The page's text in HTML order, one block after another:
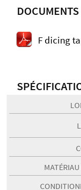
DOCUMENTS
F dicing